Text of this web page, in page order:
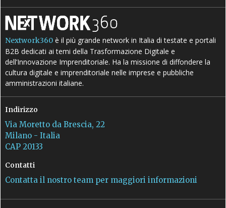
Nextwork360 è il più grande network in Italia di testate e portali
B2B dedicati ai temi della Trasformazione Digitale e
dell’Innovazione Imprenditoriale. Ha la missione di diffondere la
cultura digitale e imprenditoriale nelle imprese e pubbliche
amministrazioni italiane.
Indirizzo
Via Moretto da Brescia, 22
Milano - Italia
CAP 20133
Contatti
Contatta il nostro team per maggiori informazioni